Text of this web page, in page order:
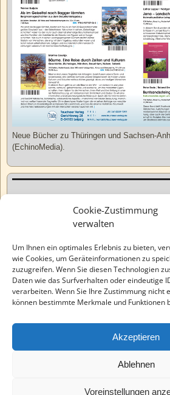
Cookie-Zustimmung
verwalten
Um Ihnen ein optimales Erlebnis zu bieten,
wie Cookies, um Geräteinformationen zu
zuzugreifen. Wenn Sie diesen Technologien
Daten wie das Surfverhalten oder eindeutige
verarbeiten. Wenn Sie Ihre Zustimmung nicht
können bestimmte Merkmale und Funktionen
Akzeptieren
Ablehnen
Voreinstellungen
Neue Bücher zu Thüringen und Sachsen-
(EchinoMedia).
Varia